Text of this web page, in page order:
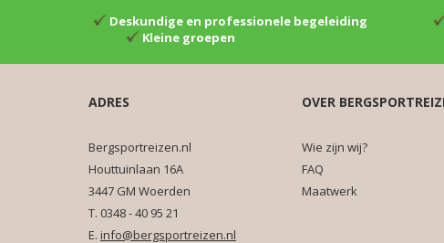
Deskundige en professionele begeleiding
Kleine groepen
ADRES
Bergsportreizen.nl
Houttuinlaan 16A
3447 GM Woerden
T. 0348 - 40 95 21
E. info@bergsportreizen.nl
OVER
Wie zijn wij?
FAQ
Maatwerk